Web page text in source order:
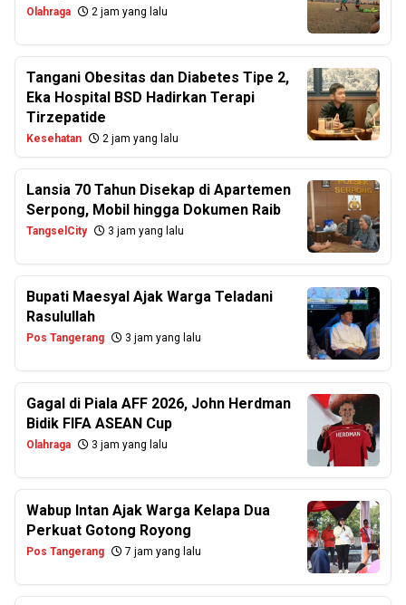
Olahraga 2 jam yang lalu
Tangani Obesitas dan Diabetes Tipe 2,
Eka Hospital BSD Hadirkan Terapi
Tirzepatide
Kesehatan 2 jam yang lalu
Lansia 70 Tahun Disekap di Apartemen
Serpong, Mobil hingga Dokumen Raib
TangselCity 3 jam yang lalu
Bupati Maesyal Ajak Warga Teladani
Rasulullah
Pos Tangerang 3 jam yang lalu
Gagal di Piala AFF 2026, John Herdman
Bidik FIFA ASEAN Cup
Olahraga 3 jam yang lalu
Wabup Intan Ajak Warga Kelapa Dua
Perkuat Gotong Royong
Pos Tangerang 7 jam yang lalu